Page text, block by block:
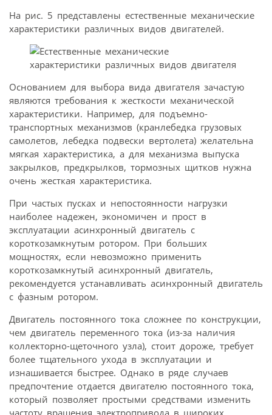
На рис. 5 представлены естественные механические
характеристики различных видов двигателей.
Основанием для выбора вида двигателя зачастую
являются требования к жесткости механической
характеристики. Например, для подъемно-
транспортных механизмов (кранлебедка грузовых
самолетов, лебедка подвески вертолета) желательна
мягкая характеристика, а для механизма выпуска
закрылков, предкрылков, тормозных щитков нужна
очень жесткая характеристика.
При частых пусках и непостоянности нагрузки
наиболее надежен, экономичен и прост в
эксплуатации асинхронный двигатель с
короткозамкнутым ротором. При больших
мощностях, если невозможно применить
короткозамкнутый асинхронный двигатель,
рекомендуется устанавливать асинхронный двигатель
с фазным ротором.
Двигатель постоянного тока сложнее по конструкции,
чем двигатель переменного тока (из-за наличия
коллекторно-щеточного узла), стоит дороже, требует
более тщательного ухода в эксплуатации и
изнашивается быстрее. Однако в ряде случаев
предпочтение отдается двигателю постоянного тока,
который позволяет простыми средствами изменить